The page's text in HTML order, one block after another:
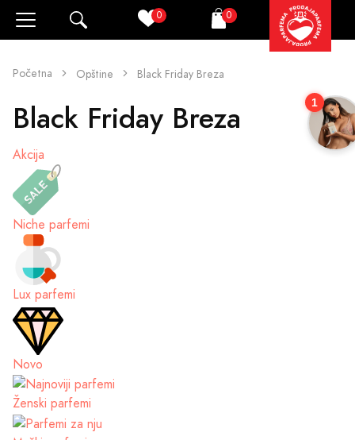
0 Korpa
0
Početna Opštine Black Friday Breza
Black Friday Breza
Akcija
Niche parfemi
Lux parfemi
Novo
Ženski parfemi
1